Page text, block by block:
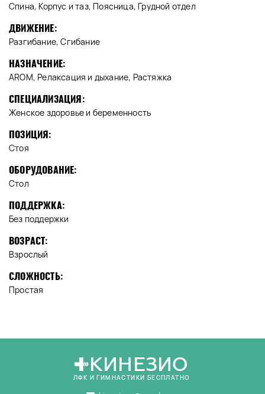
Спина, Корпус и таз, Поясница, Грудной отдел
ДВИЖЕНИЕ:
Разгибание, Сгибание
НАЗНАЧЕНИЕ:
AROM, Релаксация и дыхание, Растяжка
СПЕЦИАЛИЗАЦИЯ:
Женское здоровье и беременность
ПОЗИЦИЯ:
Стоя
ОБОРУДОВАНИЕ:
Стол
ПОДДЕРЖКА:
Без поддержки
ВОЗРАСТ:
Взрослый
СЛОЖНОСТЬ:
Простая
КИНЕЗИО
ЛФК И ГИМНАСТИКИ БЕСПЛАТНО